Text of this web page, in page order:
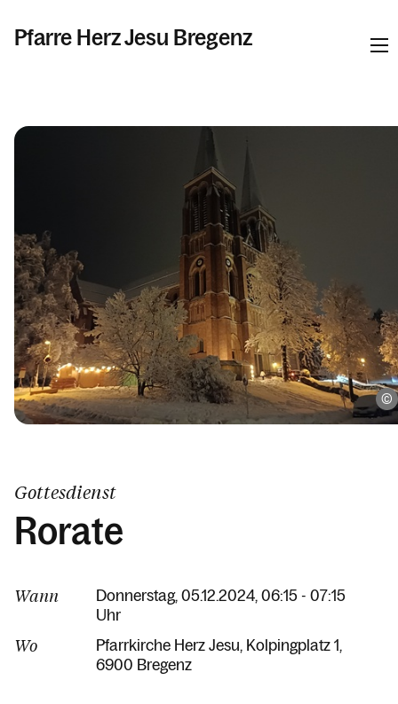
Pfarre Herz Jesu Bregenz
Personen
Kontakt
Gottesdienst
Rorate
Wann
Donnerstag, 05.12.2024, 06:15 - 07:15
Uhr
Wo Pfarrkirche Herz Jesu Kolpingplatz 1
6900 Bregenz